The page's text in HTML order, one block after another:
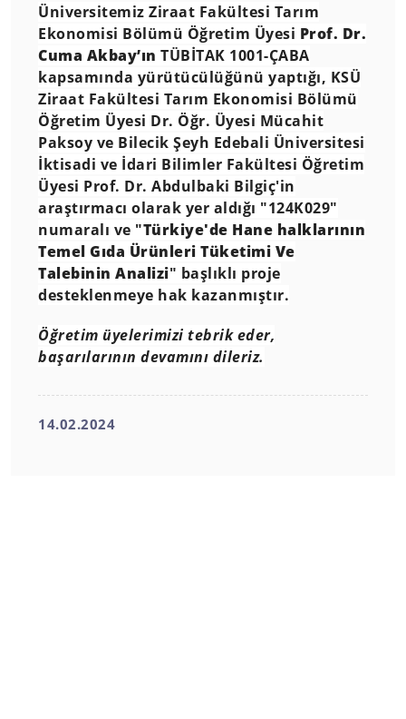
Üniversitemiz Ziraat Fakültesi Tarım
Ekonomisi Bölümü Öğretim Üyesi Prof. Dr.
Cuma Akbay’ın TÜBİTAK 1001-ÇABA
kapsamında yürütücülüğünü yaptığı, KSÜ
Ziraat Fakültesi Tarım Ekonomisi Bölümü
Öğretim Üyesi Dr. Öğr. Üyesi Mücahit
Paksoy ve Bilecik Şeyh Edebali Üniversitesi
İktisadi ve İdari Bilimler Fakültesi Öğretim
Üyesi Prof. Dr. Abdulbaki Bilgiç'in
araştırmacı olarak yer aldığı "124K029"
numaralı ve "Türkiye'de Hane halklarının
Temel Gıda Ürünleri Tüketimi Ve
Talebinin Analizi" başlıklı proje
desteklenmeye hak kazanmıştır.
Öğretim üyelerimizi tebrik eder,
başarılarının devamını dileriz.
14.02.2024